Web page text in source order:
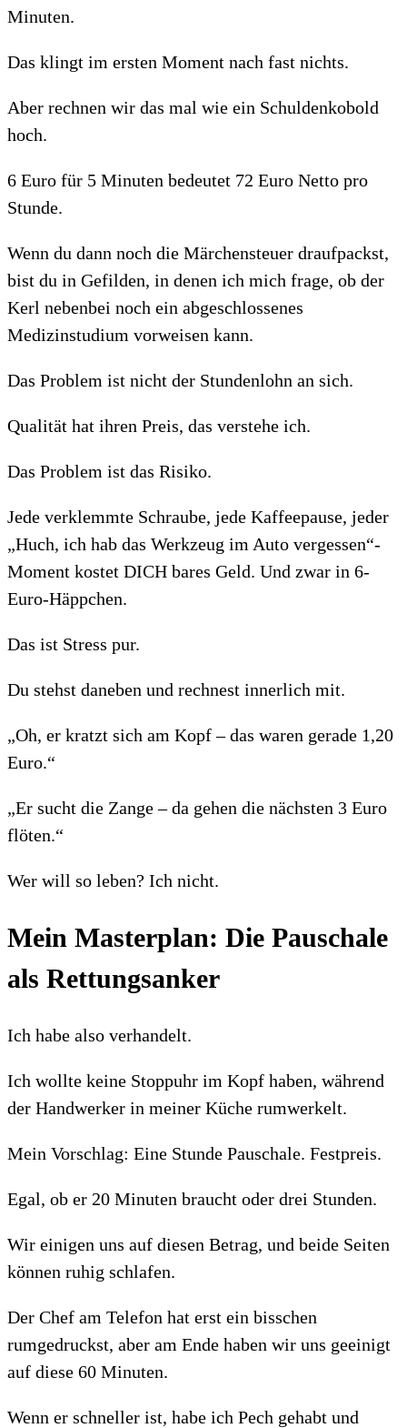
Minuten.
Das klingt im ersten Moment nach fast nichts.
Aber rechnen wir das mal wie ein Schuldenkobold
hoch.
6 Euro für 5 Minuten bedeutet 72 Euro Netto pro
Stunde.
Wenn du dann noch die Märchensteuer draufpackst,
bist du in Gefilden, in denen ich mich frage, ob der
Kerl nebenbei noch ein abgeschlossenes
Medizinstudium vorweisen kann.
Das Problem ist nicht der Stundenlohn an sich.
Qualität hat ihren Preis, das verstehe ich.
Das Problem ist das Risiko.
Jede verklemmte Schraube, jede Kaffeepause, jeder
„Huch, ich hab das Werkzeug im Auto vergessen“-
Moment kostet DICH bares Geld. Und zwar in 6-
Euro-Häppchen.
Das ist Stress pur.
Du stehst daneben und rechnest innerlich mit.
„Oh, er kratzt sich am Kopf – das waren gerade 1,20
Euro.“
„Er sucht die Zange – da gehen die nächsten 3 Euro
flöten.“
Wer will so leben? Ich nicht.
Mein Masterplan: Die Pauschale
als Rettungsanker
Ich habe also verhandelt.
Ich wollte keine Stoppuhr im Kopf haben, während
der Handwerker in meiner Küche rumwerkelt.
Mein Vorschlag: Eine Stunde Pauschale. Festpreis.
Egal, ob er 20 Minuten braucht oder drei Stunden.
Wir einigen uns auf diesen Betrag, und beide Seiten
können ruhig schlafen.
Der Chef am Telefon hat erst ein bisschen
rumgedruckst, aber am Ende haben wir uns geeinigt
auf diese 60 Minuten.
Wenn er schneller ist, habe ich Pech gehabt und